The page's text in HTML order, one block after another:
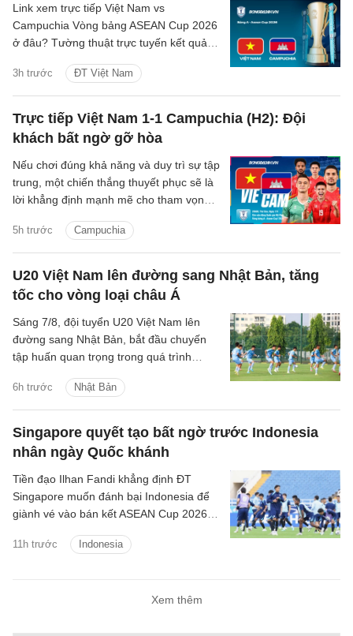
3h trước ĐT Việt Nam
Link xem trực tiếp Việt Nam vs
Campuchia Vòng bảng ASEAN Cup 2026
ở đâu? Tường thuật trực tuyến kết quả
kênh phát sóng nào?
Trực tiếp Việt Nam 1-1 Campuchia (H2): Đội
khách bất ngờ gỡ hòa
5h trước Campuchia
Nếu chơi đúng khả năng và duy trì sự tập
trung, một chiến thắng thuyết phục sẽ là
lời khẳng định mạnh mẽ cho tham vọng
trò HLV Kim Sang-sik.
U20 Việt Nam lên đường sang Nhật Bản, tăng
tốc cho vòng loại châu Á
6h trước Nhật Bản
Sáng 7/8, đội tuyển U20 Việt Nam lên
đường sang Nhật Bản, bắt đầu chuyến
tập huấn quan trọng trong quá trình
Singapore quyết tạo bất ngờ trước Indonesia
nhân ngày Quốc khánh
11h trước Indonesia
Tiền đạo Ilhan Fandi khẳng định ĐT
Singapore muốn đánh bại Indonesia để
giành vé vào bán kết ASEAN Cup 2026,
dành tặng NHM nhân dịp Quốc khánh
Xem thêm